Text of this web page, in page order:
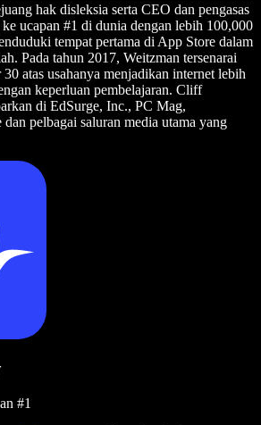
hak disleksia serta CEO dan pengasas
ucapan #1 di dunia dengan lebih 100,000
tempat pertama di App Store dalam
Pada tahun 2017, Weitzman tersenarai
atas usahanya menjadikan internet lebih
keperluan pembelajaran. Cliff
di EdSurge, Inc., PC Mag,
pelbagai saluran media utama yang
#1